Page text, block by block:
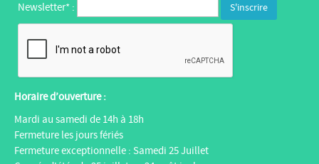
Newsletter* :
Horaire d’ouverture :
Mardi au samedi de 14h à 18h
Fermeture les jours fériés
Fermeture exceptionnelle : Samedi 25 Juillet